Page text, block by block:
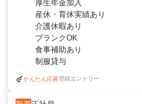
厚生年金加入
産休・育休実績あり
介護休暇あり
ブランクOK
食事補助あり
制服貸与
かんたん応募登録エントリー